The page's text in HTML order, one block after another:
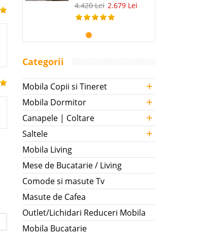
4.420 Lei 2.679 Lei
Categorii
Mobila Copii si Tineret +
Mobila Dormitor +
Canapele | Coltare +
Saltele +
Mobila Living
Mese de Bucatarie / Living
Comode si masute Tv
Masute de Cafea
Outlet/Lichidari Reduceri Mobila
Mobila Bucatarie